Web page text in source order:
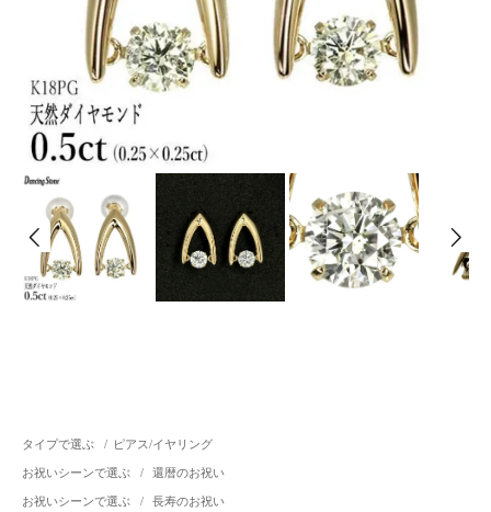
タイプで選ぶ / ピアス/イヤリング
お祝いシーンで選ぶ / 還暦のお祝い
お祝いシーンで選ぶ / 長寿のお祝い